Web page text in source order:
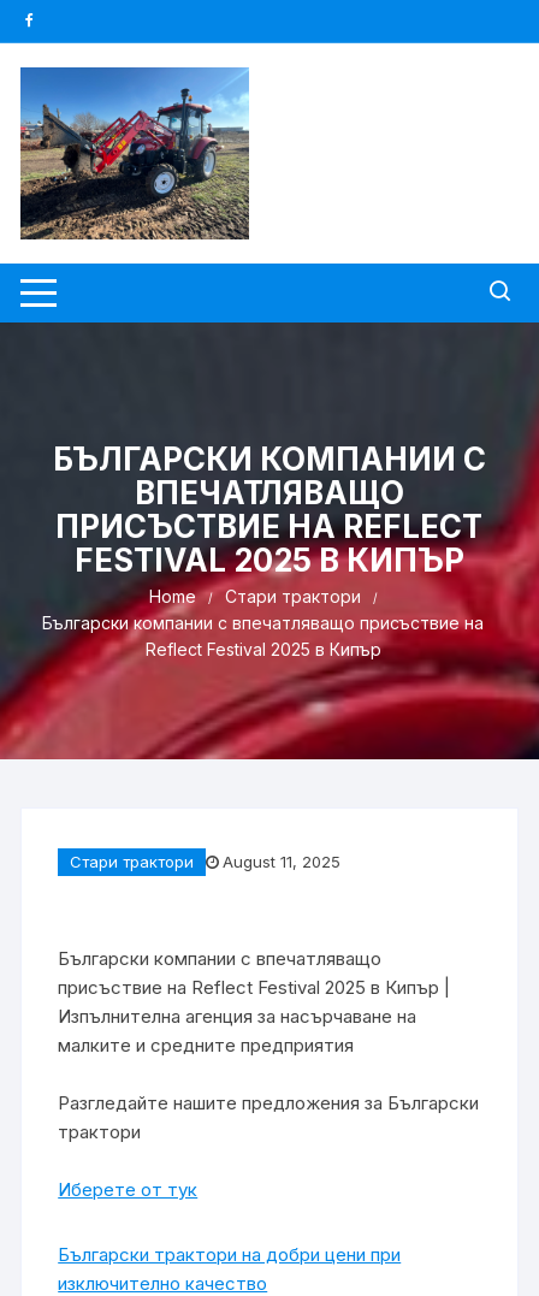
Skip
to
content
БЪЛГАРСКИ КОМПАНИИ С
ВПЕЧАТЛЯВАЩО
ПРИСЪСТВИЕ НА REFLECT
FESTIVAL 2025 В КИПЪР
Home
Стари трактори
Български компании с впечатляващо присъствие на
Reflect Festival 2025 в Кипър
Стари трактори August 11, 2025
Български компании с впечатляващо
присъствие на Reflect Festival 2025 в Кипър |
Изпълнителна агенция за насърчаване на
малките и средните предприятия
Разгледайте нашите предложения за Български
трактори
Иберете от тук
Български трактори на добри цени при
изключително качество